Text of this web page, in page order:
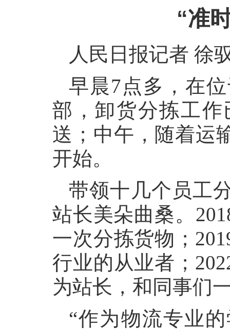
“准
人民日报记者 徐
早晨7点多，在
部，卸货分拣工
送；中午，随着运
开始。
带领十几个员工
站长美朵曲桑。
一次分拣货物；
行业的从业者；
为站长，和同事们
“作为物流专业